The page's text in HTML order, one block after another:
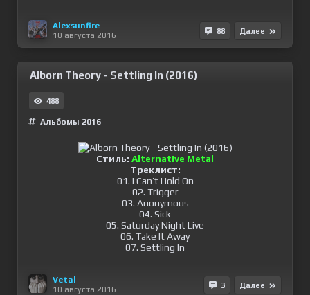
Alexsunfire
10 августа 2016
88 Далее
Alborn Theory - Settling In (2016)
488
Альбомы 2016
Стиль: Alternative Metal
Треклист:
01. I Can’t Hold On
02. Trigger
03. Anonymous
04. Sick
05. Saturday Night Live
06. Take It Away
07. Settling In
Vetal
10 августа 2016
3 Далее